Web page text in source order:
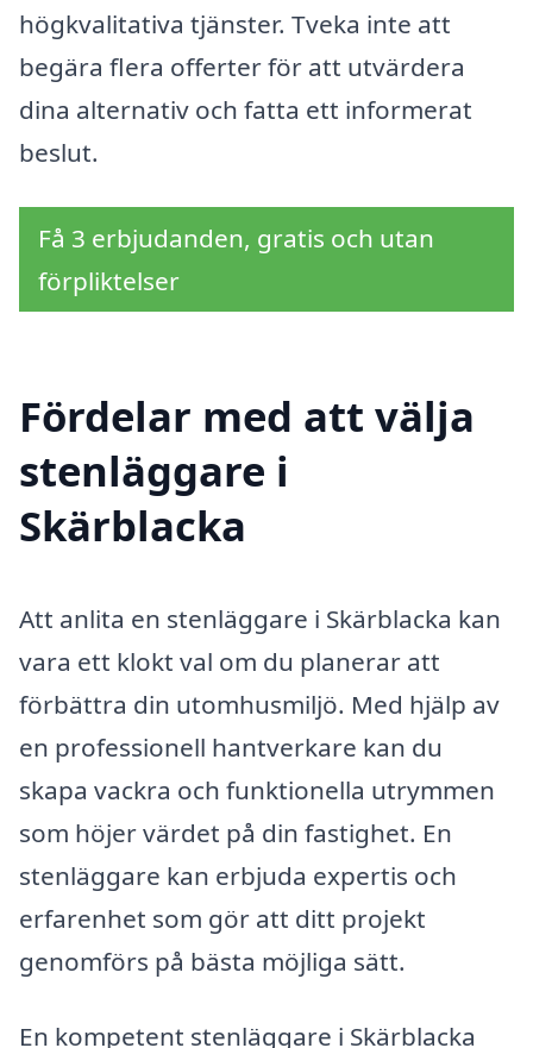
högkvalitativa tjänster. Tveka inte att
begära flera offerter för att utvärdera
dina alternativ och fatta ett informerat
beslut.
Få 3 erbjudanden, gratis och utan
förpliktelser
Fördelar med att välja
stenläggare i
Skärblacka
Att anlita en stenläggare i Skärblacka kan
vara ett klokt val om du planerar att
förbättra din utomhusmiljö. Med hjälp av
en professionell hantverkare kan du
skapa vackra och funktionella utrymmen
som höjer värdet på din fastighet. En
stenläggare kan erbjuda expertis och
erfarenhet som gör att ditt projekt
genomförs på bästa möjliga sätt.
En kompetent stenläggare i Skärblacka